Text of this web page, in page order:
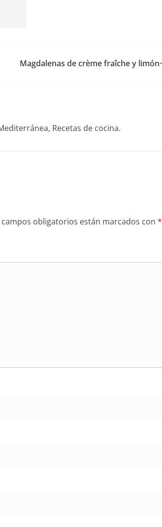
Magdalenas de crème fraîche y limón
Recetas de cocina.
campos obligatorios están marcados con *